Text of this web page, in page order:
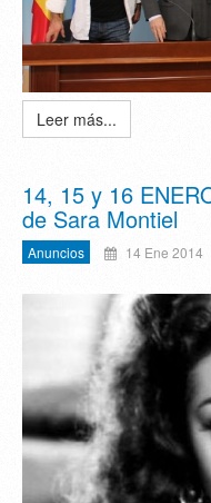
Leer más...
14, 15 y 16
de Sara Montiel
Anuncios 14 Ene 2014